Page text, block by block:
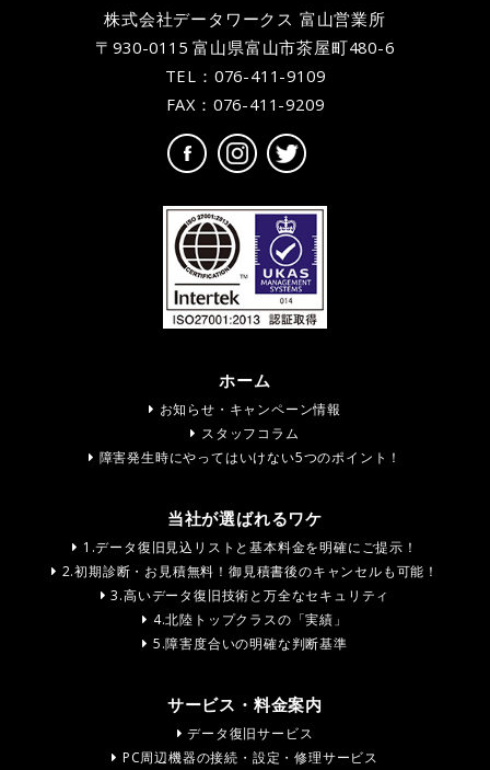
株式会社データワークス 富山営業所
〒930-0115 富山県富山市茶屋町480-6
TEL： 076-411-9109
FAX：076-411-9209
ホーム
お知らせ・キャンペーン情報
スタッフコラム
障害発生時にやってはいけない5つのポイント！
当社が選ばれるワケ
1.データ復旧見込リストと基本料金を明確にご提示！
2.初期診断・お見積無料！御見積書後のキャンセルも可能！
3.高いデータ復旧技術と万全なセキュリティ
4.北陸トップクラスの「実績」
5.障害度合いの明確な判断基準
サービス・料金案内
データ復旧サービス
PC周辺機器の接続・設定・修理サービス